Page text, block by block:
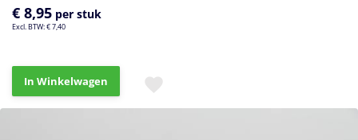
€ 8,95 per stuk
€ 7,40
In Winkelwagen